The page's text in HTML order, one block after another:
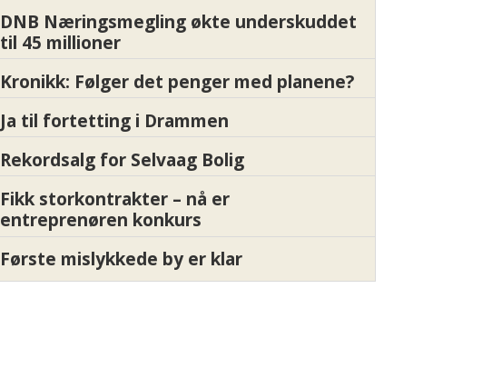
DNB Næringsmegling økte underskuddet
til 45 millioner
Kronikk: Følger det penger med planene?
Ja til fortetting i Drammen
Rekordsalg for Selvaag Bolig
Fikk storkontrakter – nå er
entreprenøren konkurs
Første mislykkede by er klar